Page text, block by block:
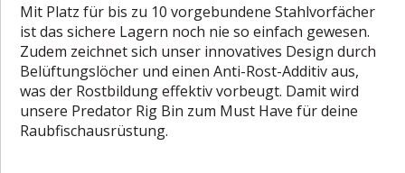
Mit Platz für bis zu 10 vorgebundene Stahlvorfächer
ist das sichere Lagern noch nie so einfach gewesen.
Zudem zeichnet sich unser innovatives Design durch
Belüftungslöcher und einen Anti-Rost-Additiv aus,
was der Rostbildung effektiv vorbeugt. Damit wird
unsere Predator Rig Bin zum Must Have für deine
Raubfischausrüstung.